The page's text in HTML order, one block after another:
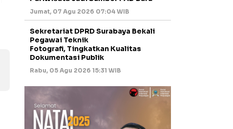
Jumat, 07 Agu 2026 07:04 WIB
Sekretariat DPRD Surabaya Bekali
Pegawai Teknik
Fotografi, Tingkatkan Kualitas
Dokumentasi Publik
Rabu, 05 Agu 2026 15:31 WIB